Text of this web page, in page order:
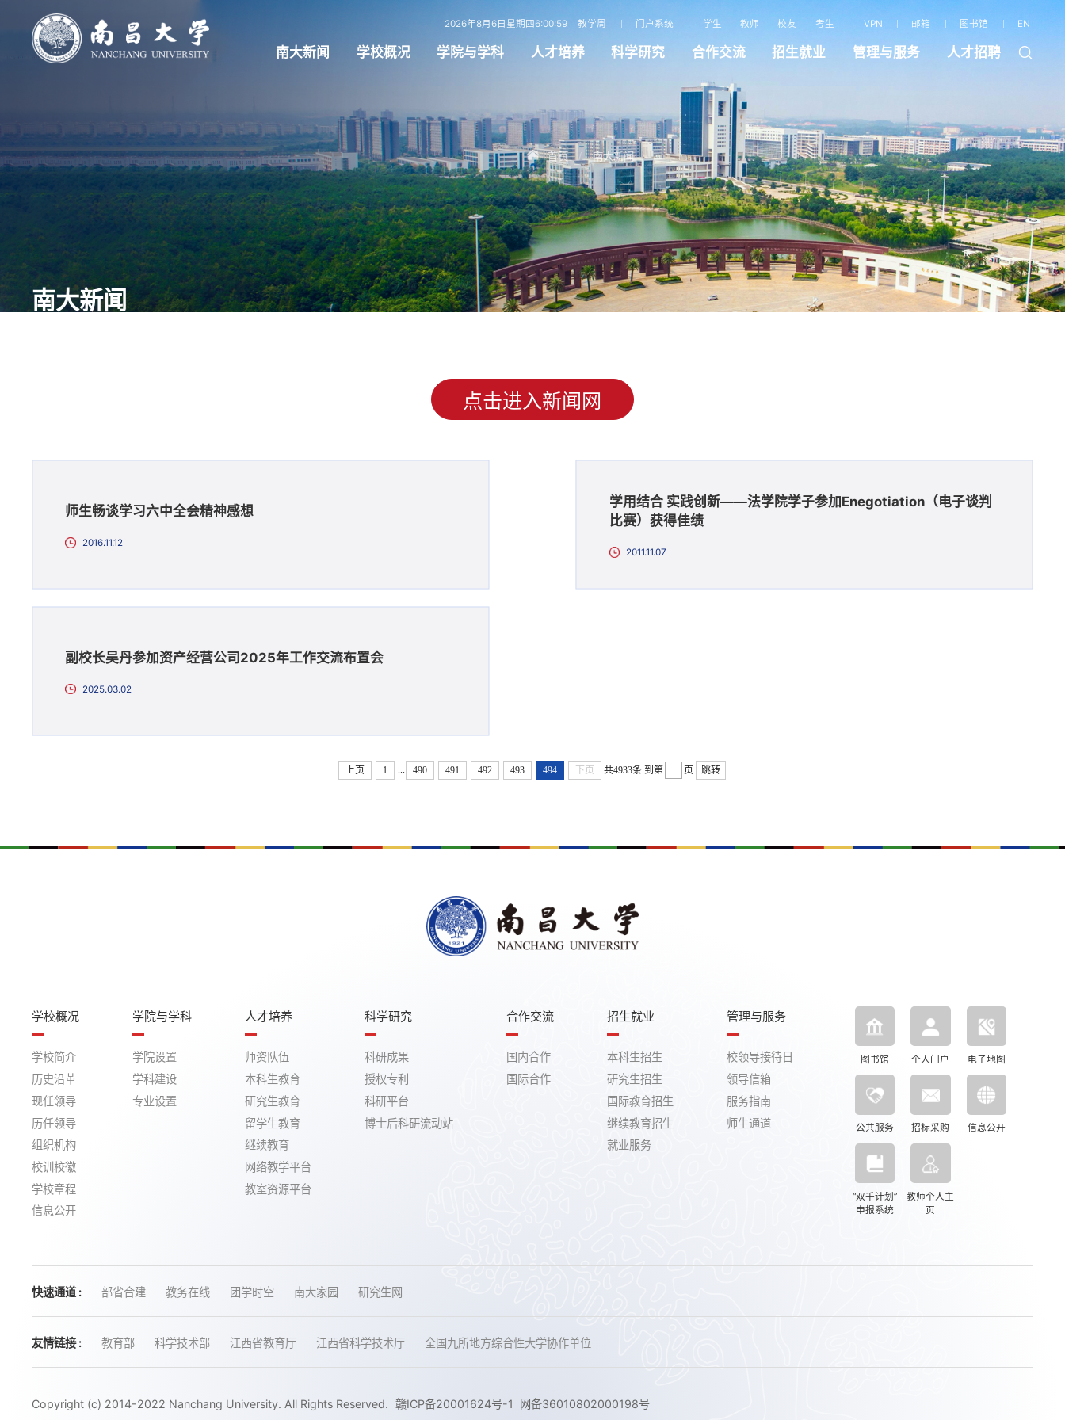
2026年8月6日星期四6:00:59 教学周 门户系统 学生 教师 校友 考生 VPN 邮箱 图书馆 EN
南大新闻 学校概况 学院与学科 人才培养 科学研究 合作交流 招生就业 管理与服务 人才招聘
南大新闻
首页 / 南大新闻
点击进入新闻网
师生畅谈学习六中全会精神感想
2016.11.12
学用结合 实践创新――法学院学子参加Enegotiation（电子谈判
比赛）获得佳绩
2011.11.07
副校长吴丹参加资产经营公司2025年工作交流布置会
2025.03.02
上页 1 ... 490 491 492 493 494 下页 共4933条 到第 页 跳转
学校概况
学校简介
历史沿革
现任领导
历任领导
组织机构
校训校徽
学校章程
信息公开
学院与学科
学院设置
学科建设
专业设置
人才培养
师资队伍
本科生教育
研究生教育
留学生教育
继续教育
网络教学平台
教室资源平台
科学研究
科研成果
授权专利
科研平台
博士后科研流动站
合作交流
国内合作
国际合作
招生就业
本科生招生
研究生招生
国际教育招生
继续教育招生
就业服务
管理与服务
校领导接待日
领导信箱
服务指南
师生通道
图书馆 个人门户 电子地图
公共服务 招标采购 信息公开
“双千计划”
申报系统
教师个人主
页
快速通道 : 部省合建 教务在线 团学时空 南大家园 研究生网
友情链接 : 教育部 科学技术部 江西省教育厅 江西省科学技术厅 全国九所地方综合性大学协作单位
Copyright (c) 2014-2022 Nanchang University. All Rights Reserved. 赣ICP备20001624号-1 网备36010802000198号